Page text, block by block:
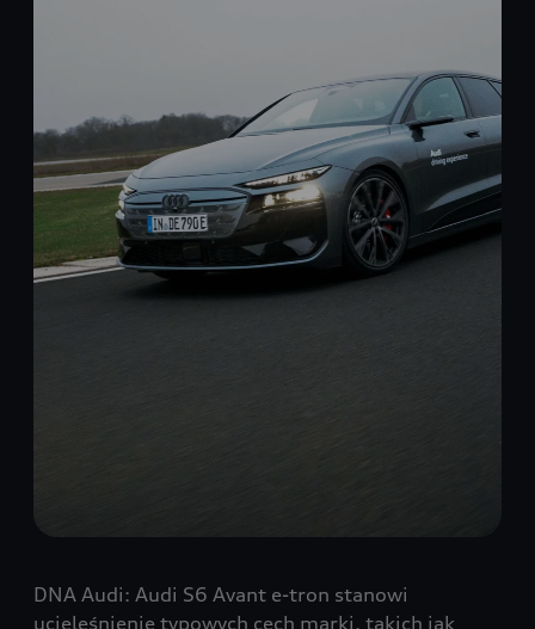
DNA Audi: Audi S6 Avant e-tron stanowi
ucieleśnienie typowych cech marki, takich jak